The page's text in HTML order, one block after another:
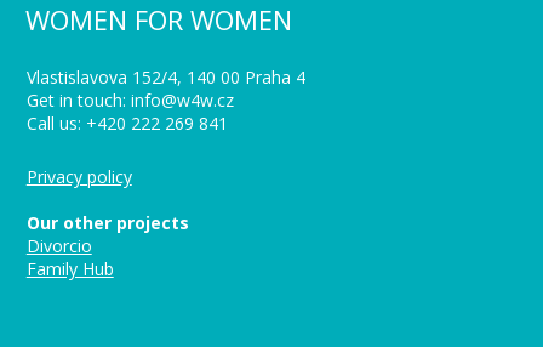
WOMEN FOR WOMEN
Vlastislavova 152/4, 140 00 Praha 4
Get in touch: info@w4w.cz
Call us: +420 222 269 841
Privacy policy
Our other projects
Divorcio
Family Hub